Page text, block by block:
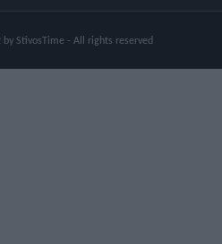
StivosTime - All rights reserved